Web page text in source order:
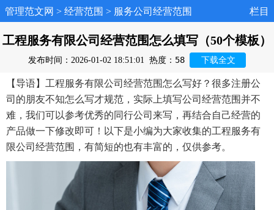
管理范文网 > 经营范围 > 服务公司经营范围 栏目
工程服务有限公司经营范围怎么填写（50个模板）
发布时间：2026-01-02 18:51:01 热度： 58 下载全文
【导语】工程服务有限公司经营范围怎么写好？很多注册公
司的朋友不知怎么写才规范，实际上填写公司经营范围并不
难，我们可以参考优秀的同行公司来写，再结合自己经营的
产品做一下修改即可！以下是小编为大家收集的工程服务有
限公司经营范围，有简短的也有丰富的，仅供参考。